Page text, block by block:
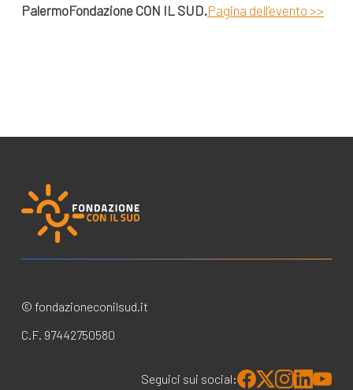
PalermoFondazione CON IL SUD.Pagina dell’evento >>
© fondazioneconilsud.it
C.F. 97442750580
Seguici sui social: